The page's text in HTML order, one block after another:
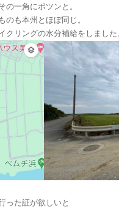
の一角にポツンと。
のも本州とほぼ同じ。
クリングの水分補給をしました
った証が欲しいと